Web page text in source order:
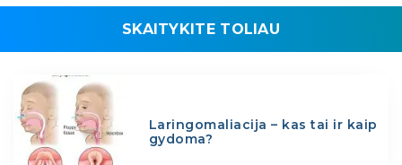
SKAITYKITE TOLIAU
Laringomaliacija – kas tai ir kaip
gydoma?